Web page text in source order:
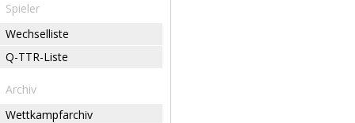
Spieler
Wechselliste
Q-TTR-Liste
Archiv
Wettkampfarchiv